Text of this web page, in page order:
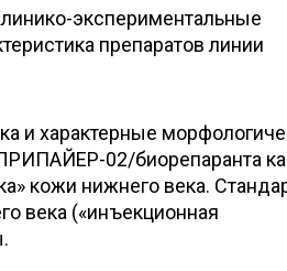
экспериментальные
препаратов линии
и характерные
02/биорепаранта
кожи нижнего века.
века («инъекционная